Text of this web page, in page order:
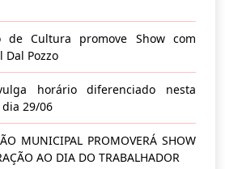
de Cultura promove Show com
Dal Pozzo
horário diferenciado nesta
29/06
MUNICIPAL PROMOVERÁ SHOW
AO DIA DO TRABALHADOR